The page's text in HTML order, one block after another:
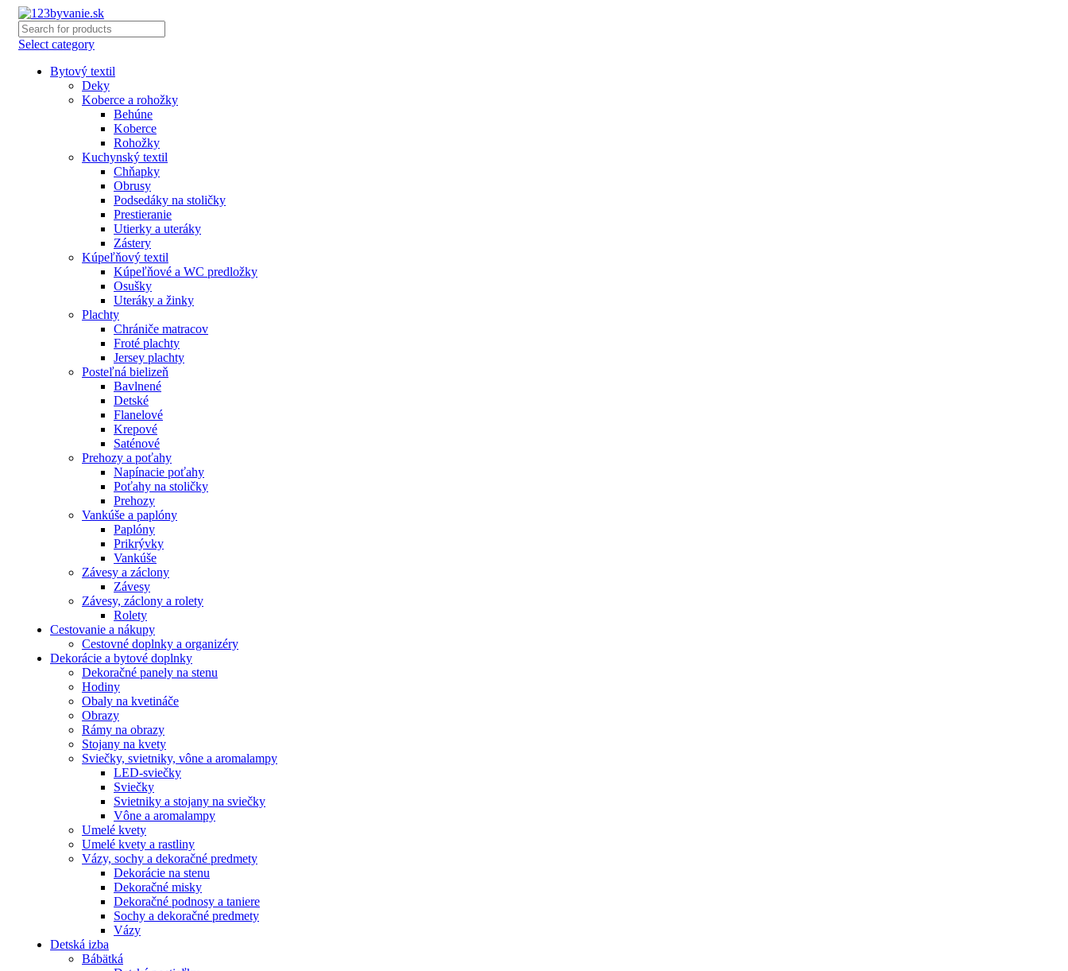
Select category
Bytový textil
Deky
Koberce a rohožky
Behúne
Koberce
Rohožky
Kuchynský textil
Chňapky
Obrusy
Podsedáky na stoličky
Prestieranie
Utierky a uteráky
Zástery
Kúpeľňový textil
Kúpeľňové a WC predložky
Osušky
Uteráky a žinky
Plachty
Chrániče matracov
Froté plachty
Jersey plachty
Posteľná bielizeň
Bavlnené
Detské
Flanelové
Krepové
Saténové
Prehozy a poťahy
Napínacie poťahy
Poťahy na stoličky
Prehozy
Vankúše a paplóny
Paplóny
Prikrývky
Vankúše
Závesy a záclony
Závesy
Závesy, záclony a rolety
Rolety
Cestovanie a nákupy
Cestovné doplnky a organizéry
Dekorácie a bytové doplnky
Dekoračné panely na stenu
Hodiny
Obaly na kvetináče
Obrazy
Rámy na obrazy
Stojany na kvety
Sviečky, svietniky, vône a aromalampy
LED-sviečky
Sviečky
Svietniky a stojany na sviečky
Vône a aromalampy
Umelé kvety
Umelé kvety a rastliny
Vázy, sochy a dekoračné predmety
Dekorácie na stenu
Dekoračné misky
Dekoračné podnosy a taniere
Sochy a dekoračné predmety
Vázy
Detská izba
Bábätká